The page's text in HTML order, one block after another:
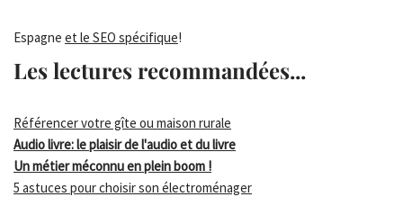
Espagne et le SEO spécifique!
Les lectures recommandées...
Référencer votre gîte ou maison rurale
Audio livre: le plaisir de l'audio et du livre
Un métier méconnu en plein boom !
5 astuces pour choisir son électroménager